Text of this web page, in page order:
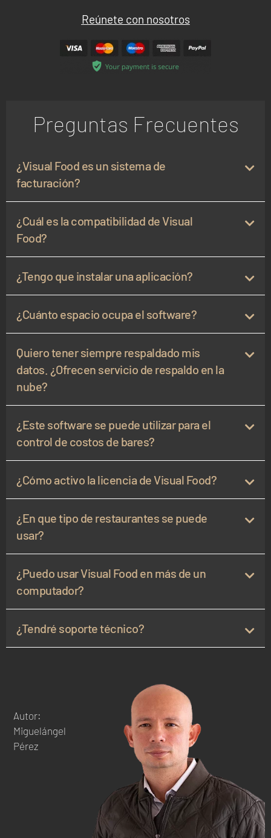
Reúnete con nosotros
Preguntas Frecuentes
¿Visual Food es un sistema de
facturación?
¿Cuál es la compatibilidad de Visual
Food?
¿Tengo que instalar una aplicación?
¿Cuánto espacio ocupa el software?
Quiero tener siempre respaldado mis
datos. ¿Ofrecen servicio de respaldo en la
nube?
¿Este software se puede utilizar para el
control de costos de bares?
¿Cómo activo la licencia de Visual Food?
¿En que tipo de restaurantes se puede
usar?
¿Puedo usar Visual Food en más de un
computador?
¿Tendré soporte técnico?
Autor:
Miguelángel
Pérez